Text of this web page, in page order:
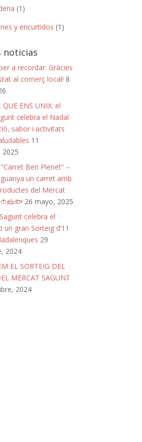
(1)
y encurtidos (1)
noticias
a recordar: Gràcies
al comerç local! 8
ENS UNIX: el
celebra el Nadal
sabor i activitats
11
2025
Ben Plenet” –
un carret amb
del Mercat
26 mayo, 2025
celebra el
un gran Sorteig d’11
29
2024
EL SORTEIG DEL
MERCAT SAGUNT
2024